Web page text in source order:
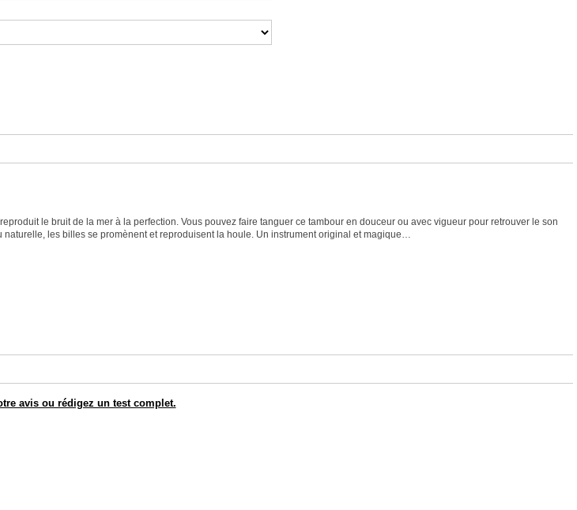
reproduit le bruit de la mer à la perfection. Vous pouvez faire tanguer ce tambour en douceur ou avec vigueur pour retrouver le son
naturelle, les billes se promènent et reproduisent la houle. Un instrument original et magique
avis ou rédigez un test complet.